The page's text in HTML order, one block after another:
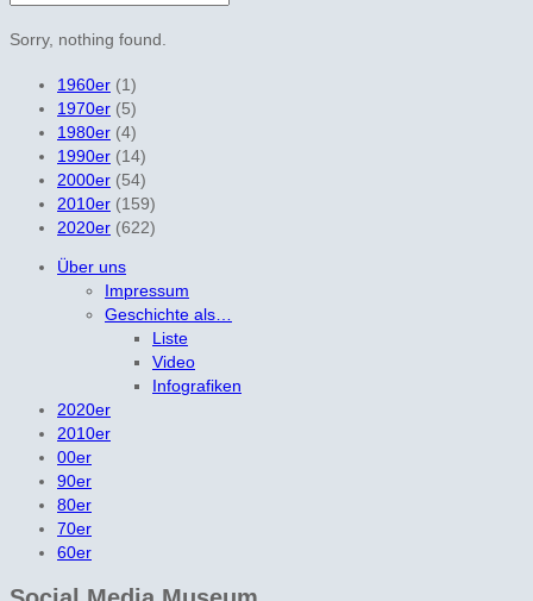
Sorry, nothing found.
1960er (1)
1970er (5)
1980er (4)
1990er (14)
2000er (54)
2010er (159)
2020er (622)
Über uns
Impressum
Geschichte als…
Liste
Video
Infografiken
2020er
2010er
00er
90er
80er
70er
60er